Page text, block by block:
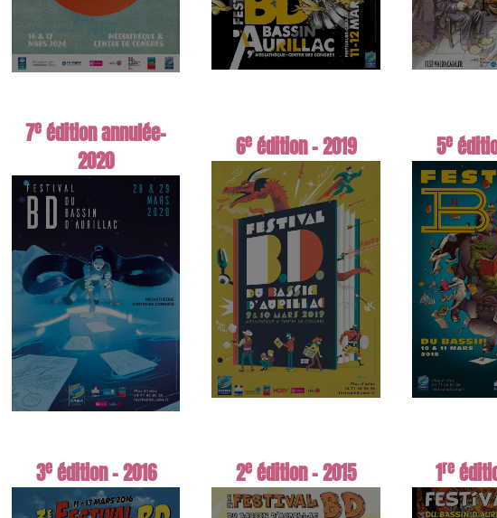
7e édition annulée-
2020
6e édition - 2019 5e
3eédition - 2016 2e édition - 2015 1re